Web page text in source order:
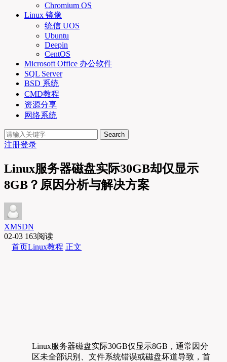
Chromium OS
Linux 镜像
统信 UOS
Ubuntu
Deepin
CentOS
Microsoft Office 办公软件
SQL Server
BSD 系统
CMD教程
资源分享
网络系统
Search
注册登录
Linux服务器磁盘实际30GB却仅显示
8GB？原因分析与解决方案
XMSDN
02-03 163阅读
首页Linux教程 正文
Linux服务器磁盘实际30GB仅显示8GB，通常因分
区未全部识别、文件系统错误或磁盘坏道导致，首